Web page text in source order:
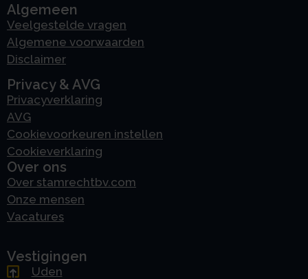
Algemeen
Veelgestelde vragen
Algemene voorwaarden
Disclaimer
Privacy & AVG
Privacyverklaring
AVG
Cookievoorkeuren instellen
Cookieverklaring
Over ons
Over stamrechtbv.com
Onze mensen
Vacatures
Vestigingen
Uden